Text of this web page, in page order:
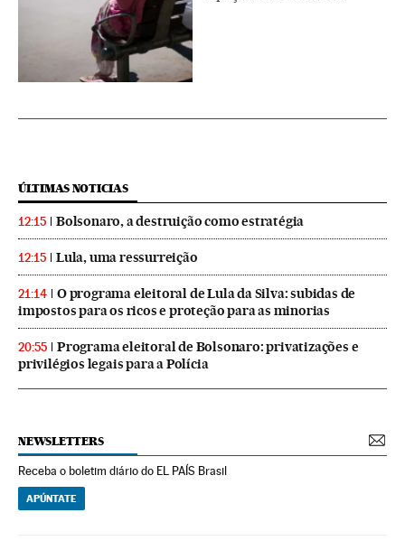
ÚLTIMAS NOTICIAS
12:15 Bolsonaro, a destruição como estratégia
12:15 Lula, uma ressurreição
21:14
O programa eleitoral de Lula da Silva: subidas de
impostos para os ricos e proteção para as minorias
20:55
Programa eleitoral de Bolsonaro: privatizações e
privilégios legais para a Polícia
NEWSLETTERS
Receba o boletim diário do EL PAÍS Brasil
APÚNTATE